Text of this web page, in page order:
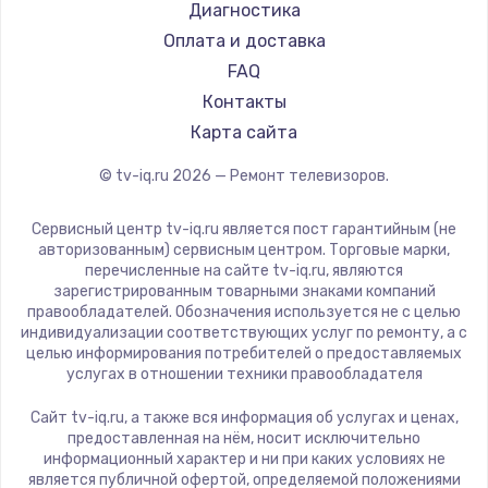
Замена видеокарты
1600 руб.
Заказать
Ремонт разъема питания
880 руб.
Заказать
Замена видеочипа
2745 руб.
Заказать
2600 руб.
Заказать
Hyundai
Doffler
Hiper
Grundig
HITACHI
Yandex
National
iFFALCON
Tuvio
Nord
BenQ
Диагностика
Оплата и доставка
FAQ
Контакты
Карта сайта
© tv-iq.ru 2026 — Ремонт телевизоров.
Сервисный центр tv-iq.ru является пост гарантийным (не
авторизованным) сервисным центром. Торговые марки,
перечисленные на сайте tv-iq.ru, являются
зарегистрированным товарными знаками компаний
правообладателей. Обозначения используется не с целью
индивидуализации соответствующих услуг по ремонту, а с
целью информирования потребителей о предоставляемых
услугах в отношении техники правообладателя
Сайт tv-iq.ru, а также вся информация об услугах и ценах,
предоставленная на нём, носит исключительно
информационный характер и ни при каких условиях не
является публичной офертой, определяемой положениями